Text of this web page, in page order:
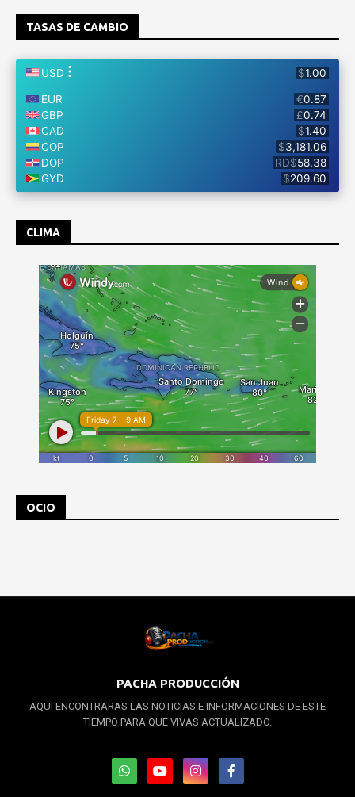
TASAS DE CAMBIO
CLIMA
OCIO
PACHA PRODUCCIÓN
AQUI ENCONTRARAS LAS NOTICIAS E INFORMACIONES DE ESTE
TIEMPO PARA QUE VIVAS ACTUALIZADO.